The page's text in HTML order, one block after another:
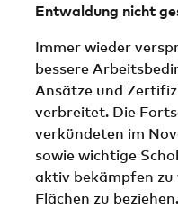
Entwaldung nicht
Immer wieder
bessere
Ansätze und
verbreitet. Die
verkündeten im
sowie wichtige
aktiv bekämpfen zu
Flächen zu